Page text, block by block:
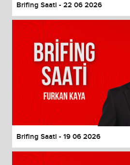
Brifing Saati - 22 06 2026
Brifing Saati - 19 06 2026